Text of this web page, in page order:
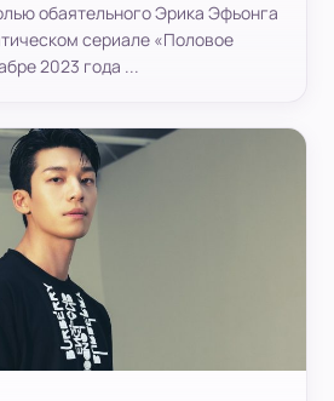
обаятельного Эрика Эфьонга
сериале «Половое
2023 года ...